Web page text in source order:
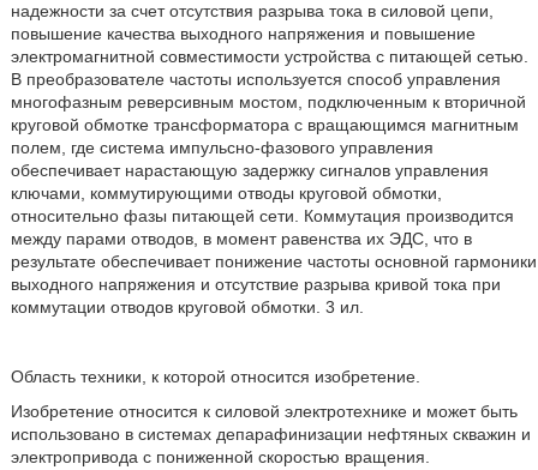
надежности за счет отсутствия разрыва тока в силовой цепи,
повышение качества выходного напряжения и повышение
электромагнитной совместимости устройства с питающей сетью.
В преобразователе частоты используется способ управления
многофазным реверсивным мостом, подключенным к вторичной
круговой обмотке трансформатора с вращающимся магнитным
полем, где система импульсно-фазового управления
обеспечивает нарастающую задержку сигналов управления
ключами, коммутирующими отводы круговой обмотки,
относительно фазы питающей сети. Коммутация производится
между парами отводов, в момент равенства их ЭДС, что в
результате обеспечивает понижение частоты основной гармоники
выходного напряжения и отсутствие разрыва кривой тока при
коммутации отводов круговой обмотки. 3 ил.
Область техники, к которой относится изобретение.
Изобретение относится к силовой электротехнике и может быть
использовано в системах депарафинизации нефтяных скважин и
электропривода с пониженной скоростью вращения.